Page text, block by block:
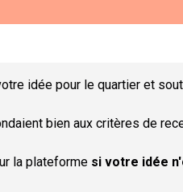
idée pour le quartier et
bien aux critères de
la plateforme si votre idée